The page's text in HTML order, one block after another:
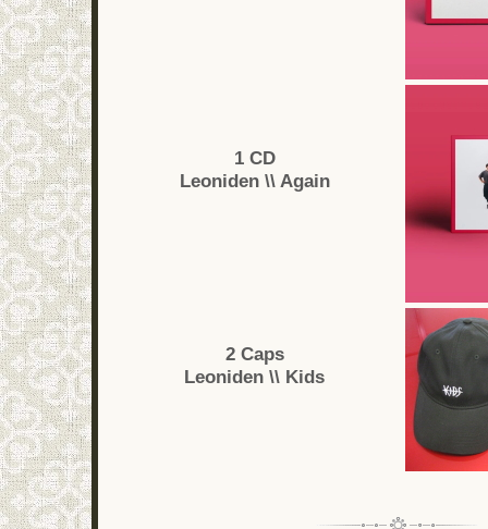
1 CD
Leoniden \\ Again
2 Caps
Leoniden \\ Kids